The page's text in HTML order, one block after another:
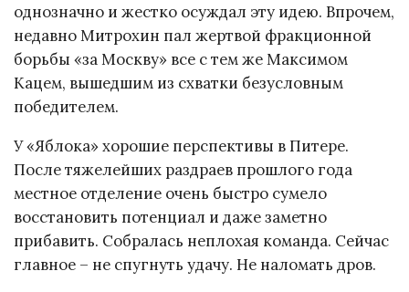
однозначно и жестко осуждал эту идею. Впрочем,
недавно Митрохин пал жертвой фракционной
борьбы «за Москву» все с тем же Максимом
Кацем, вышедшим из схватки безусловным
победителем.
У «Яблока» хорошие перспективы в Питере.
После тяжелейших раздраев прошлого года
местное отделение очень быстро сумело
восстановить потенциал и даже заметно
прибавить. Собралась неплохая команда. Сейчас
главное – не спугнуть удачу. Не наломать дров.